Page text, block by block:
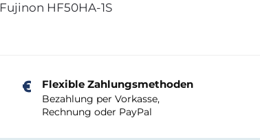
Fujinon HF50HA-1S
Flexible Zahlungsmethoden
Bezahlung per Vorkasse,
Rechnung oder PayPal